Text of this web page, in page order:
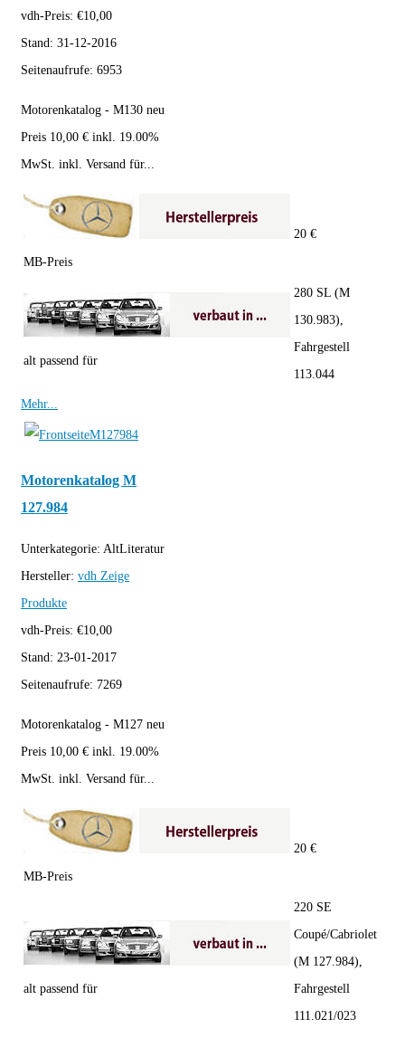
vdh-Preis: €10,00
Stand: 31-12-2016
Seitenaufrufe: 6953
Motorenkatalog - M130 neu
Preis 10,00 € inkl. 19.00%
MwSt. inkl. Versand für...
MB-Preis
20 €
alt passend für
280 SL (M
130.983),
Fahrgestell
113.044
Mehr...
Motorenkatalog M
127.984
Unterkategorie: AltLiteratur
Hersteller: vdh Zeige
Produkte
vdh-Preis: €10,00
Stand: 23-01-2017
Seitenaufrufe: 7269
Motorenkatalog - M127 neu
Preis 10,00 € inkl. 19.00%
MwSt. inkl. Versand für...
MB-Preis
20 €
alt passend für
220 SE
Coupé/Cabriolet
(M 127.984),
Fahrgestell
111.021/023